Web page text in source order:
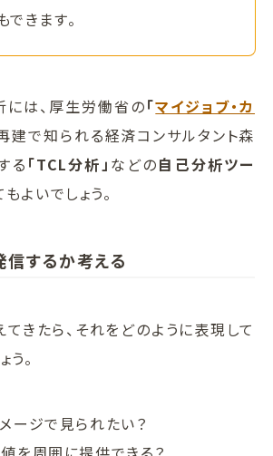
きます。
には、厚生労働省の「マイジョブ・カ
建で知られる経済コンサルタント森
る 「TCL分析」 などの自己分析ツー
よいでしょう。
するか考える
きたら、それをどのように表現して
。
ージで見られたい？